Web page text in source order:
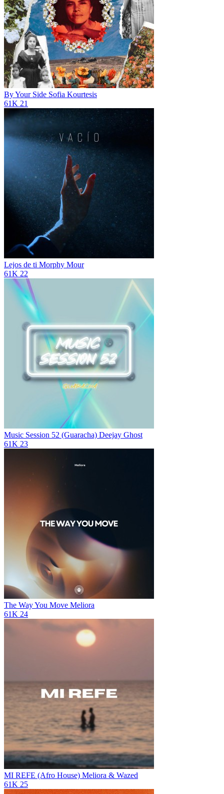
By Your Side Sofia Kourtesis
61K 21
Lejos de ti Morphy Mour
61K 22
Music Session 52 (Guaracha) Deejay Ghost
61K 23
The Way You Move Meliora
61K 24
MI REFE (Afro House) Meliora & Wazed
61K 25